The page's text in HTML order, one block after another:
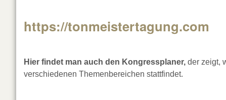
https://tonmeistertagung.com
Hier findet man auch den Kongressplaner, der zeigt,
verschiedenen Themenbereichen stattfindet.